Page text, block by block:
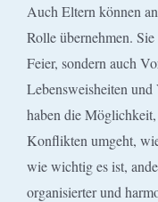
Auch Eltern können
Rolle übernehmen.
Feier, sondern auch
Lebensweisheiten
haben die
Konflikten umgeht,
wie wichtig es ist,
organisierter und